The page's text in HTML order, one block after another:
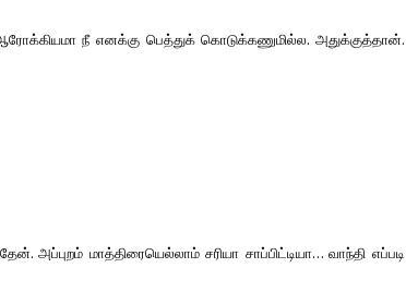
நீ எனக்கு பெத்துக் கொடுக்கணுமில்ல. அதுக்குத்தான்.
மாத்திரையெல்லாம் சரியா சாப்பிட்டியா… வாந்தி எப்படி